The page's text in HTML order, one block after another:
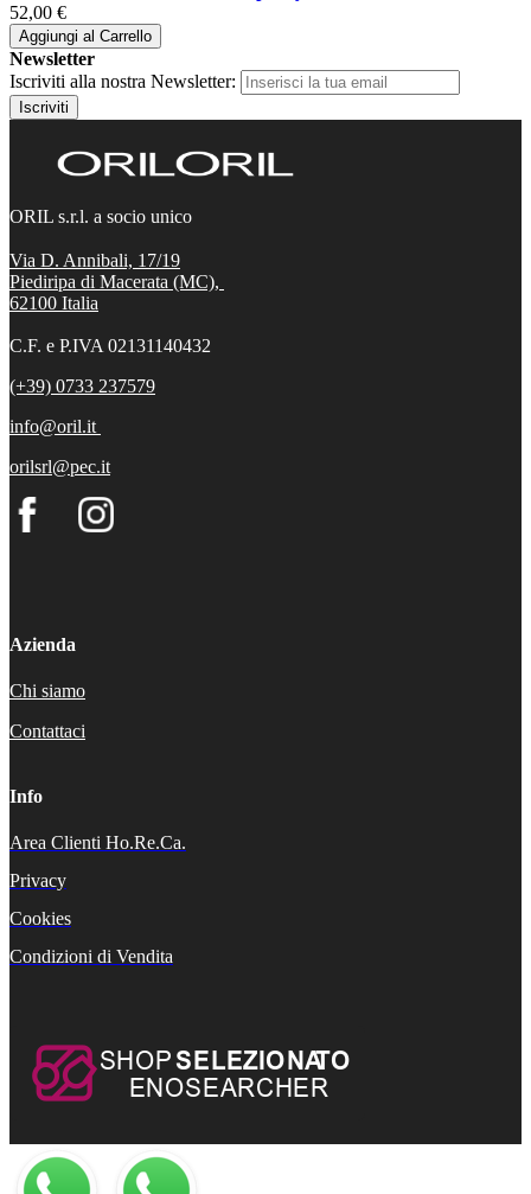
52,00 €
Aggiungi al Carrello
Newsletter
Iscriviti alla nostra Newsletter:
Iscriviti
ORIL s.r.l. a socio unico
Via D. Annibali, 17/19
Piediripa di Macerata (MC),
62100 Italia
C.F. e P.IVA 02131140432
(+39) 0733 237579
info@oril.it
orilsrl@pec.it
Azienda
Chi siamo
Contattaci
Info
Area Clienti Ho.Re.Ca.
Privacy
Cookies
Condizioni di Vendita